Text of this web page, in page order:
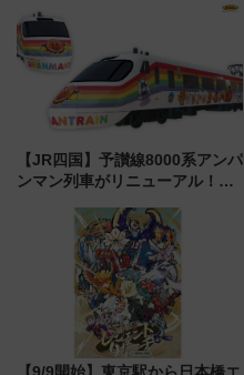
を快適移動
【JR四国】予讃線8000系アンパ
ンマン列車がリニューアル！内
今年12月